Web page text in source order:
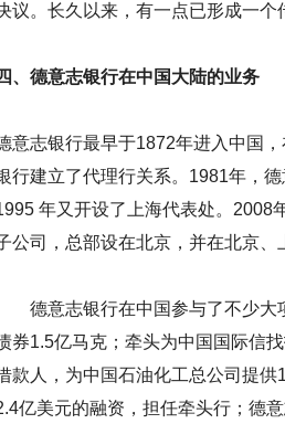
议。长久以来，有一点已形成一个
、德意志银行在中国大陆的业务
意志银行最早于1872年进入中国
行建立了代理行关系。1981年，
年又开设了上海代表处。2008
公司，总部设在北京，并在北京、
德意志银行在中国参与了不少大项
券1.5亿马克；牵头为中国国际信
款人，为中国石油化工总公司提
亿美元的融资，担任牵头行；德